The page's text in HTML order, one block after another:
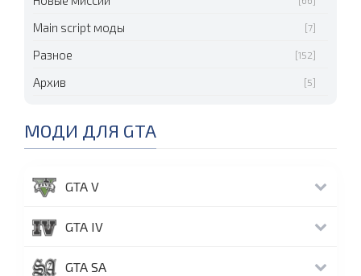
Main script моды [7]
Разное [152]
Архив [5]
МОДИ ДЛЯ GTA
GTA V
GTA IV
GTA SA